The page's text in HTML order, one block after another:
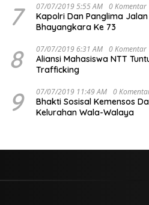
7 07/07/2019 5:55 AM 0 Komentar
Kapolri Dan Panglima
Bhayangkara Ke 73
8 07/07/2019 6:31 AM 0 Komentar
Aliansi Mahasiswa NTT
Trafficking
9 07/07/2019 11:49 AM 0
Bhakti Sosisal Kemensos
Kelurahan Wala-Walaya